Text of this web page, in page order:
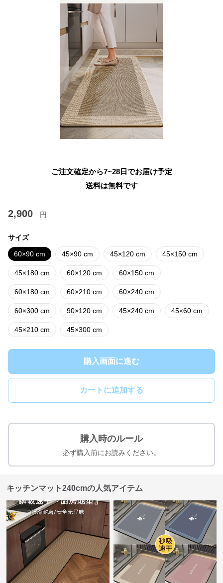
ご注文確定から7~28日でお届け予定
送料は無料です
2,900 円
サイズ
60×90 cm 45×90 cm 45×120 cm 45×150 cm
45×180 cm 60×120 cm 60×150 cm
60×180 cm 60×210 cm 60×240 cm
60×300 cm 90×120 cm 45×240 cm 45×60 cm
45×210 cm 45×300 cm
購入画面に進む
カートに追加する
購入時のルール
必ず購入前にお読みください。
キッチンマット240cmの人気アイテム